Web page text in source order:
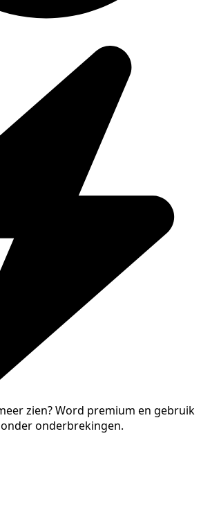
zien?Word premium en gebruik
onderbrekingen.